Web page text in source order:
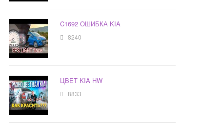
C1692 ОШИБКА KIA
8240
ЦВЕТ KIA HW
8833